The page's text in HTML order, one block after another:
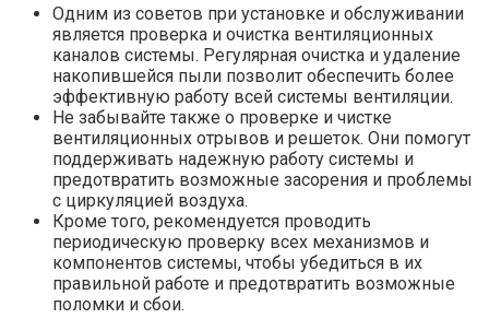
Одним из советов при установке и обслуживании
является проверка и очистка вентиляционных
каналов системы. Регулярная очистка и удаление
накопившейся пыли позволит обеспечить более
эффективную работу всей системы вентиляции.
Не забывайте также о проверке и чистке
вентиляционных отрывов и решеток. Они помогут
поддерживать надежную работу системы и
предотвратить возможные засорения и проблемы
с циркуляцией воздуха.
Кроме того, рекомендуется проводить
периодическую проверку всех механизмов и
компонентов системы, чтобы убедиться в их
правильной работе и предотвратить возможные
поломки и сбои.